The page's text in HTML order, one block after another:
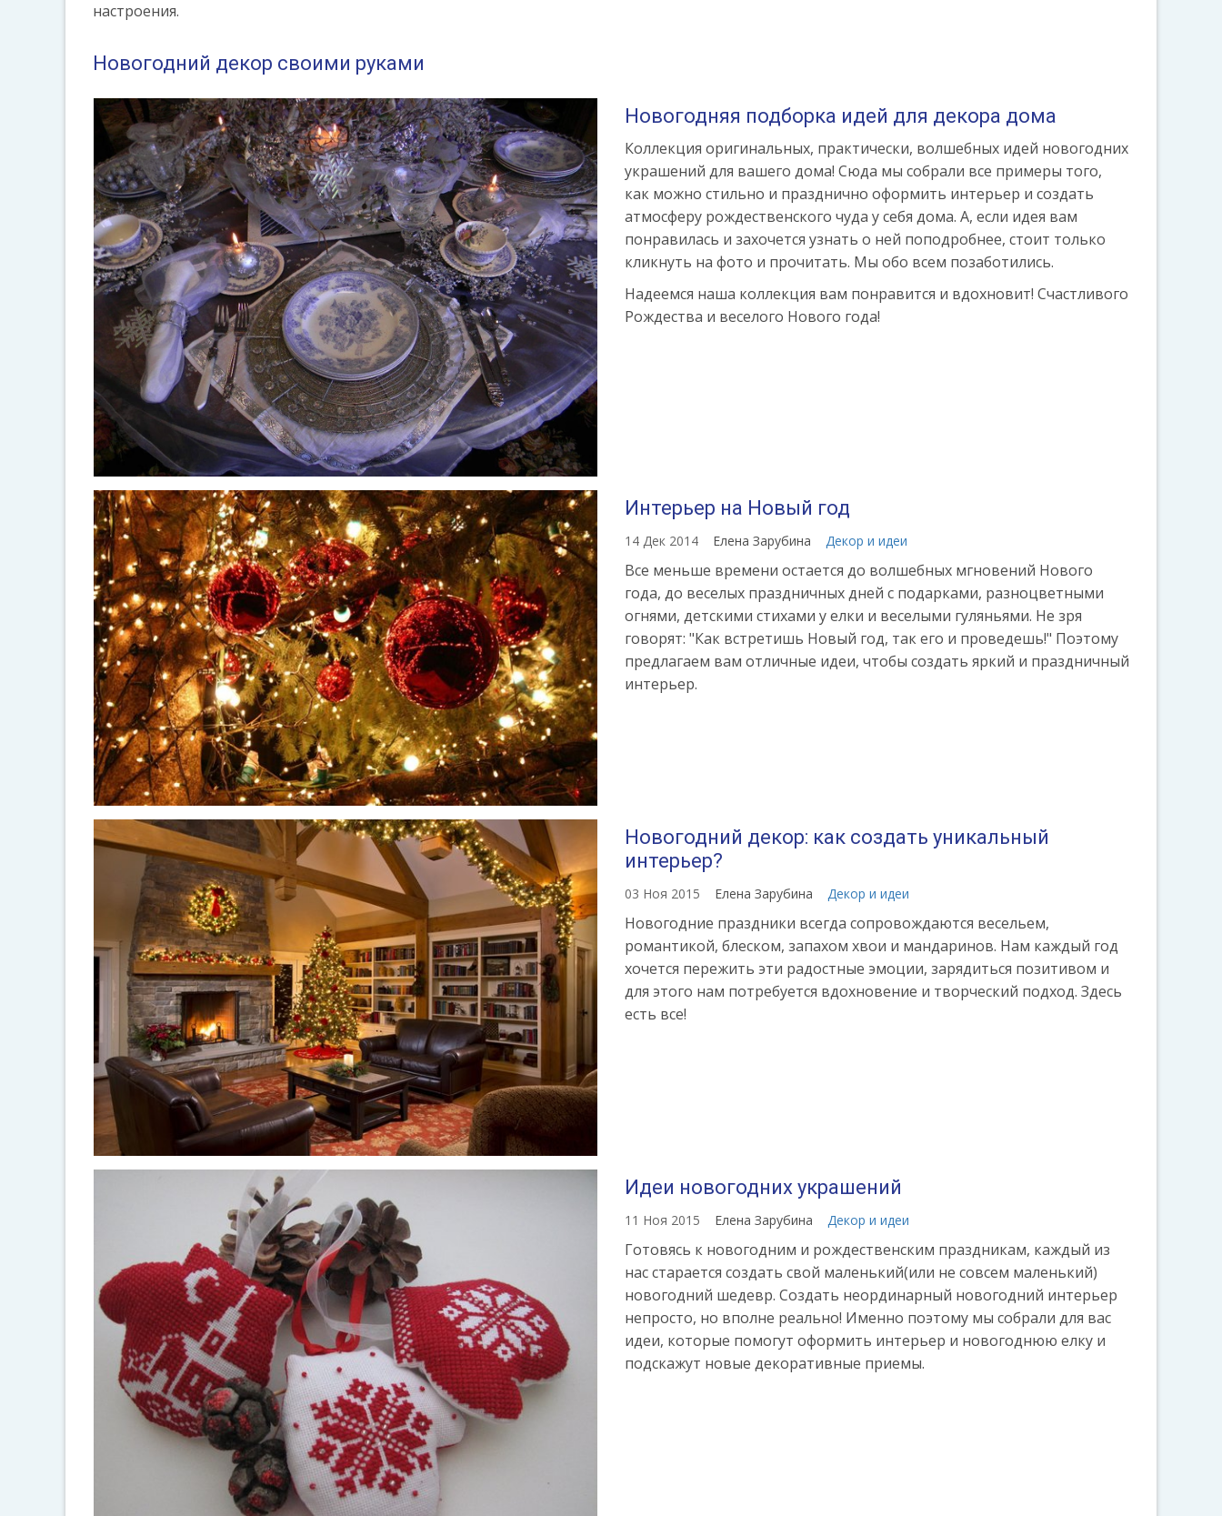
настроения.
Новогодний декор своими руками
Новогодняя подборка идей для декора дома
Коллекция оригинальных, практически, волшебных идей новогодних
украшений для вашего дома! Сюда мы собрали все примеры того,
как можно стильно и празднично оформить интерьер и создать
атмосферу рождественского чуда у себя дома. А, если идея вам
понравилась и захочется узнать о ней поподробнее, стоит только
кликнуть на фото и прочитать. Мы обо всем позаботились.
Надеемся наша коллекция вам понравится и вдохновит! Счастливого
Рождества и веселого Нового года!
Интерьер на Новый год
14 Дек 2014 Елена Зарубина Декор и идеи
Все меньше времени остается до волшебных мгновений Нового
года, до веселых праздничных дней с подарками, разноцветными
огнями, детскими стихами у елки и веселыми гуляньями. Не зря
говорят: "Как встретишь Новый год, так его и проведешь!" Поэтому
предлагаем вам отличные идеи, чтобы создать яркий и праздничный
интерьер.
Новогодний декор: как создать уникальный
интерьер?
03 Ноя 2015 Елена Зарубина Декор и идеи
Новогодние праздники всегда сопровождаются весельем,
романтикой, блеском, запахом хвои и мандаринов. Нам каждый год
хочется пережить эти радостные эмоции, зарядиться позитивом и
для этого нам потребуется вдохновение и творческий подход. Здесь
есть все!
Идеи новогодних украшений
11 Ноя 2015 Елена Зарубина Декор и идеи
Готовясь к новогодним и рождественским праздникам, каждый из
нас старается создать свой маленький(или не совсем маленький)
новогодний шедевр. Создать неординарный новогодний интерьер
непросто, но вполне реально! Именно поэтому мы собрали для вас
идеи, которые помогут оформить интерьер и новогоднюю елку и
подскажут новые декоративные приемы.